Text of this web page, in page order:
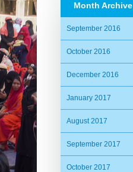
Month Archive
September 2016
October 2016
December 2016
January 2017
August 2017
September 2017
October 2017